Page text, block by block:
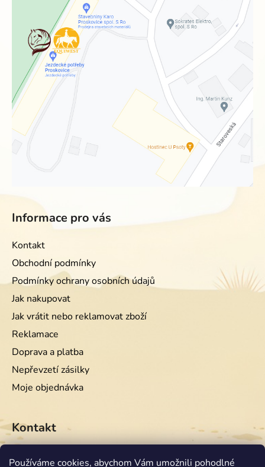
Používáme cookies, abychom Vám umožnili pohodlné
Informace pro vás
Kontakt
Obchodní podmínky
Podmínky ochrany osobních údajů
Jak nakupovat
Jak vrátit nebo reklamovat zboží
Reklamace
Doprava a platba
Nepřevzetí zásilky
Moje objednávka
Kontakt
info @equiwest.cz